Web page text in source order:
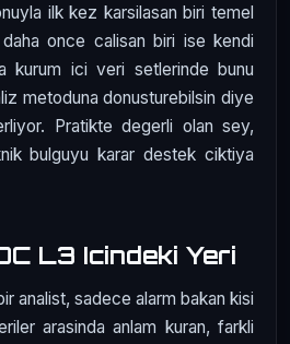
ilk kez karsilasan biri temel
once calisan biri ise kendi
kurum ici veri setlerinde bunu
metoduna donusturebilsin diye
Pratikte degerli olan sey,
bulguyu karar destek ciktiya
L3 Icindeki Yeri
analist, sadece alarm bakan kisi
arasinda anlam kuran, farkli